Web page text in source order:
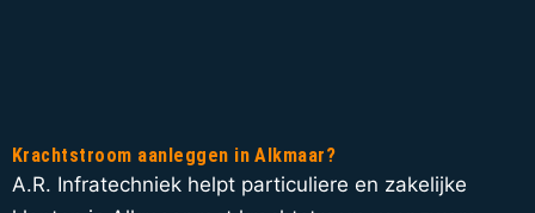
Krachtstroom aanleggen in Alkmaar?
A.R. Infratechniek helpt particuliere en zakelijke